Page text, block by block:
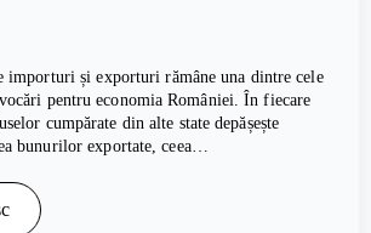
importuri și exporturi rămâne una dintre cele
pentru economia României. În fiecare
cumpărate din alte state depășește
bunurilor exportate, ceea…